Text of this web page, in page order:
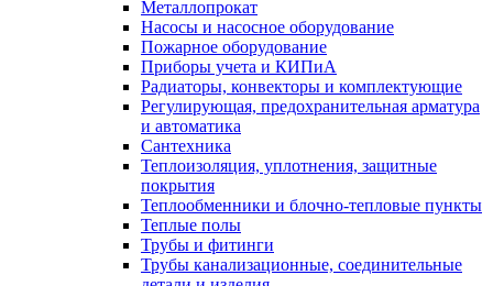
Металлопрокат
Насосы и насосное оборудование
Пожарное оборудование
Приборы учета и КИПиА
Радиаторы, конвекторы и комплектующие
Регулирующая, предохранительная арматура
и автоматика
Сантехника
Теплоизоляция, уплотнения, защитные
покрытия
Теплообменники и блочно-тепловые пункты
Теплые полы
Трубы и фитинги
Трубы канализационные, соединительные